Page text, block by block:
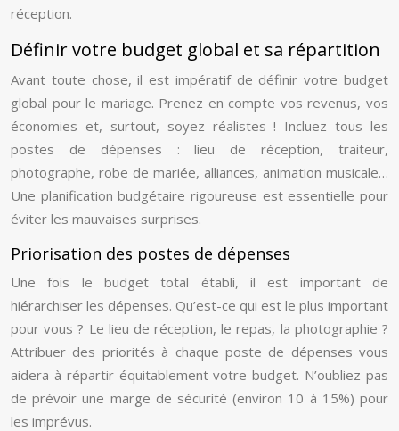
réception.
Définir votre budget global et sa répartition
Avant toute chose, il est impératif de définir votre budget
global pour le mariage. Prenez en compte vos revenus, vos
économies et, surtout, soyez réalistes ! Incluez tous les
postes de dépenses : lieu de réception, traiteur,
photographe, robe de mariée, alliances, animation musicale…
Une planification budgétaire rigoureuse est essentielle pour
éviter les mauvaises surprises.
Priorisation des postes de dépenses
Une fois le budget total établi, il est important de
hiérarchiser les dépenses. Qu’est-ce qui est le plus important
pour vous ? Le lieu de réception, le repas, la photographie ?
Attribuer des priorités à chaque poste de dépenses vous
aidera à répartir équitablement votre budget. N’oubliez pas
de prévoir une marge de sécurité (environ 10 à 15%) pour
les imprévus.